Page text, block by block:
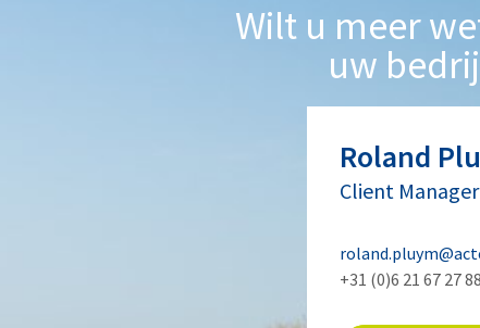
Wilt u meer
uw
Roland
Client Manager
+31 (0)6 21 67 27 88